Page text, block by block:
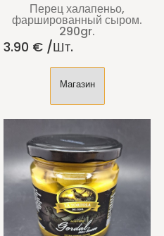
Перец халапеньо,
фаршированный сыром.
290gr.
3.90 € /шт.
Магазин